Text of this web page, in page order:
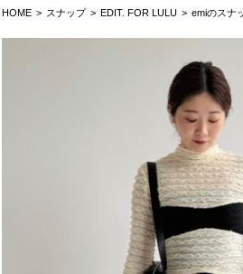
HOME スナップ EDIT. FOR LULU emiのスナ